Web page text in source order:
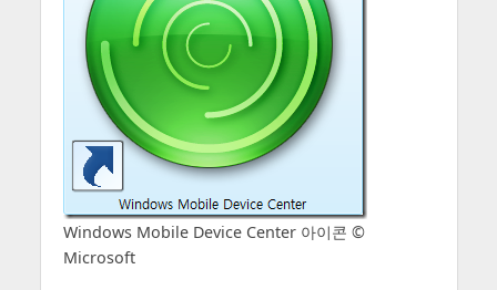
Windows Mobile Device Center 아이콘 ©
Microsoft